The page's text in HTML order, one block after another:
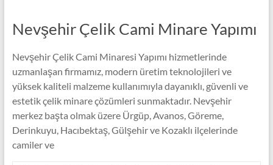
Çelik
Minare
Firması
Çelik
Minare,
Çelik
Minare
Nevşehir Çelik Cami Minare Yapımı
Nevşehir Çelik Cami Minaresi Yapımı hizmetlerinde
uzmanlaşan firmamız, modern üretim teknolojileri ve
yüksek kaliteli malzeme kullanımıyla dayanıklı, güvenli ve
estetik çelik minare çözümleri sunmaktadır. Nevşehir
merkez başta olmak üzere Ürgüp, Avanos, Göreme,
Derinkuyu, Hacıbektaş, Gülşehir ve Kozaklı ilçelerinde
camiler ve